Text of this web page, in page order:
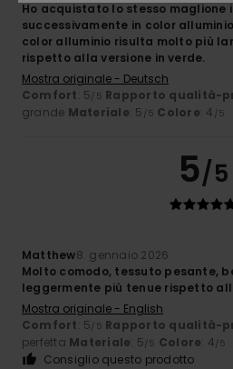
Ho acquistato lo stesso maglione
successivamente in color
color alluminio risulta molto più
rispetto alla versione in verde.
Mostra originale - Deutsch
Comfort: 5/5 Rapporto qualità-
grande Materiale: 5 /5 Colore: 4 /5
5/5
Matthew8. gennaio 2026
Molto comodo, tessuto pesante,
leggermente più tenue rispetto
Mostra originale - English
Comfort: 5/5 Rapporto qualità-
perfetta Materiale: 5/5 Colore: 4/5
Consiglio questo prodotto